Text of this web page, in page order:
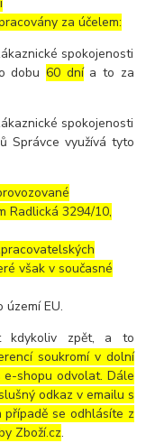
za účelem:
spokojenosti
dobu60 dnía to za
spokojenosti
Správce využívá tyto
Radlická 3294/10,
však v současné
území EU.
kdykoliv zpět, a to
soukromí v dolní
shopu odvolat. Dále
odkaz v emailu s
případě se odhlásíte z
Zboží.cz.